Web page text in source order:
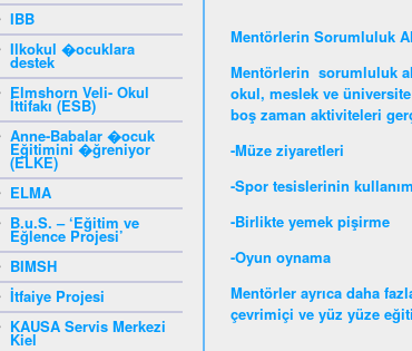
IBB
Ilkokul �ocuklara
destek
Elmshorn Veli- Okul
İttifakı (ESB)
Anne-Babalar �ocuk
Eğitimini �ğreniyor
(ELKE)
ELMA
B.u.S. – ‘Eğitim ve
Eğlence Projesi’
BIMSH
İtfaiye Projesi
KAUSA Servis Merkezi
Kiel
Mentörlerin Sorumluluk
Mentörlerin sorumluluk
okul, meslek ve
boş zaman aktiviteleri
-Müze ziyaretleri
-Spor tesislerinin
-Birlikte yemek pişirme
-Oyun oynama
Mentörler ayrıca daha
çevrimiçi ve yüz yüze